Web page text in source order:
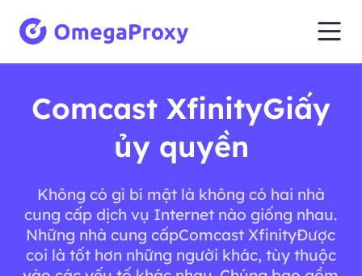
Comcast XfinityGiấy
ủy quyền
Không có gì bí mật là không có hai nhà
cung cấp dịch vụ Internet nào giống nhau.
Những nhà cung cấpComcast XfinityĐược
coi là tốt hơn những người khác, tùy thuộc